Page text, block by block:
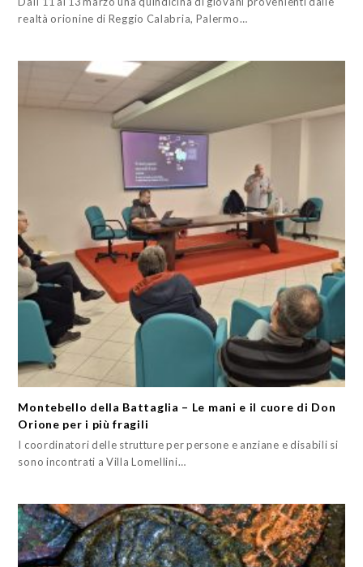
realtà orionine di Reggio Calabria, Palermo…
Montebello della Battaglia – Le mani e il cuore di Don
Orione per i più fragili
I coordinatori delle strutture per persone e anziane e disabili si
sono incontrati a Villa Lomellini…